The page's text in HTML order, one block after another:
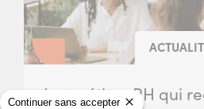
Continuer sans accepter
Les métiers RH qui